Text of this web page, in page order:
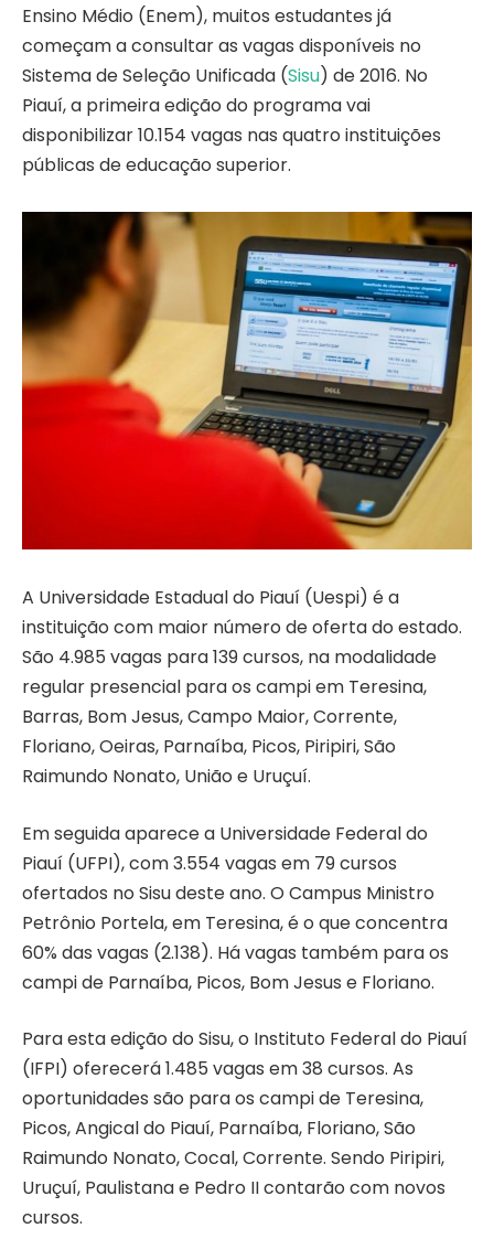
Ensino Médio (Enem), muitos estudantes já
começam a consultar as vagas disponíveis no
Sistema de Seleção Unificada (Sisu) de 2016. No
Piauí, a primeira edição do programa vai
disponibilizar 10.154 vagas nas quatro instituições
públicas de educação superior.
A Universidade Estadual do Piauí (Uespi) é a
instituição com maior número de oferta do estado.
São 4.985 vagas para 139 cursos, na modalidade
regular presencial para os campi em Teresina,
Barras, Bom Jesus, Campo Maior, Corrente,
Floriano, Oeiras, Parnaíba, Picos, Piripiri, São
Raimundo Nonato, União e Uruçuí.
Em seguida aparece a Universidade Federal do
Piauí (UFPI), com 3.554 vagas em 79 cursos
ofertados no Sisu deste ano. O Campus Ministro
Petrônio Portela, em Teresina, é o que concentra
60% das vagas (2.138). Há vagas também para os
campi de Parnaíba, Picos, Bom Jesus e Floriano.
Para esta edição do Sisu, o Instituto Federal do Piauí
(IFPI) oferecerá 1.485 vagas em 38 cursos. As
oportunidades são para os campi de Teresina,
Picos, Angical do Piauí, Parnaíba, Floriano, São
Raimundo Nonato, Cocal, Corrente. Sendo Piripiri,
Uruçuí, Paulistana e Pedro II contarão com novos
cursos.